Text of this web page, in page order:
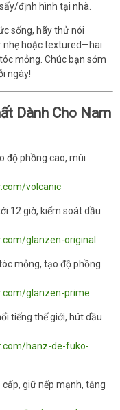
định hình tại nhà.
sống, hãy thử nói
nhẹ hoặc textured—hai
mỏng. Chúc bạn sớm
ngày!
Dành Cho Nam
độ phồng cao, mùi
volcanic
12 giờ, kiểm soát dầu
glanzen-original
mỏng, tạo độ phồng
glanzen-prime
tiếng thế giới, hút dầu
hanz-de-fuko-
cấp, giữ nếp mạnh, tăng